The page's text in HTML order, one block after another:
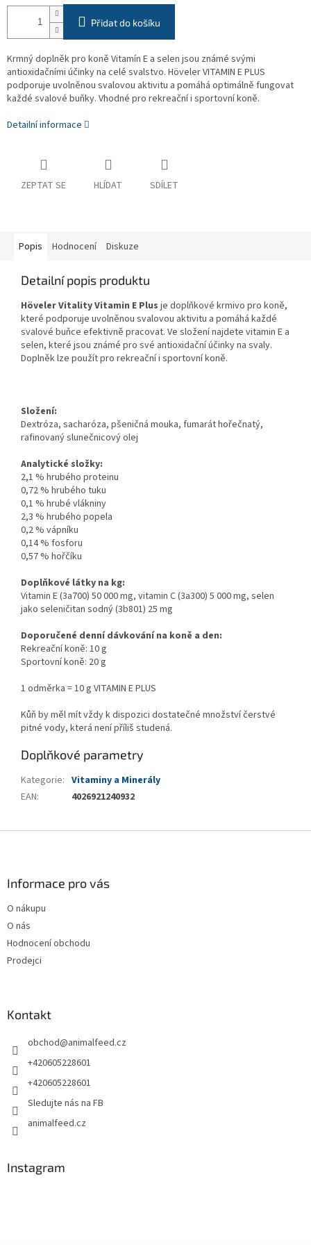
Přidat do košíku
Krmný doplněk pro koně Vitamín E a selen jsou známé svými
antioxidačními účinky na celé svalstvo. Höveler VITAMIN E PLUS
podporuje uvolněnou svalovou aktivitu a pomáhá optimálně fungovat
každé svalové buňky. Vhodné pro rekreační i sportovní koně.
Detailní informace
ZEPTAT SE HLÍDAT SDÍLET
Popis Hodnocení Diskuze
Detailní popis produktu
Höveler Vitality Vitamin E Plus je doplňkové krmivo pro koně,
které podporuje uvolněnou svalovou aktivitu a pomáhá každé
svalové buňce efektivně pracovat. Ve složení najdete vitamin E a
selen, které jsou známé pro své antioxidační účinky na svaly.
Doplněk lze použít pro rekreační i sportovní koně.
Složení:
Dextróza, sacharóza, pšeničná mouka, fumarát hořečnatý,
rafinovaný slunečnicový olej
Analytické složky:
2,1 % hrubého proteinu
0,72 % hrubého tuku
0,1 % hrubé vlákniny
2,3 % hrubého popela
0,2 % vápníku
0,14 % fosforu
0,57 % hořčíku
Doplňkové látky na kg:
Vitamin E (3a700) 50 000 mg, vitamin C (3a300) 5 000 mg, selen
jako seleničitan sodný (3b801) 25 mg
Doporučené denní dávkování na koně a den:
Rekreační koně: 10 g
Sportovní koně: 20 g
1 odměrka = 10 g VITAMIN E PLUS
Kůň by měl mít vždy k dispozici dostatečné množství čerstvé
pitné vody, která není příliš studená.
Doplňkové parametry
Kategorie: Vitaminy a Minerály
EAN: 4026921240932
Informace pro vás
O nákupu
O nás
Hodnocení obchodu
Prodejci
Kontakt
obchod@animalfeed.cz
+420605228601
+420605228601
Sledujte nás na FB
animalfeed.cz
Instagram